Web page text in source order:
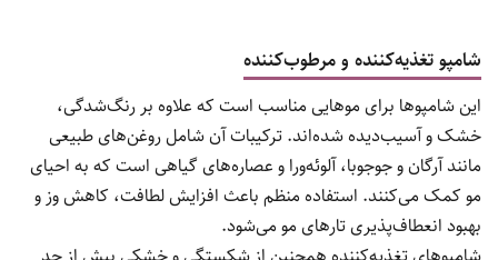
شامپو تغذیه‌کننده و مرطوب‌کننده
این شامپوها برای موهایی مناسب است که علاوه بر رنگ‌شدگی،
خشک و آسیب‌دیده شده‌اند. ترکیبات آن شامل روغن‌های طبیعی
مانند آرگان و جوجوبا، آلوئه‌ورا و عصاره‌های گیاهی است که به احیای
مو کمک می‌کنند. استفاده منظم باعث افزایش لطافت، کاهش وز و
بهبود انعطاف‌پذیری تارهای مو می‌شود.